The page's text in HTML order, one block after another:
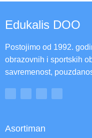
Edukalis DOO
Postojimo od 1992.
obrazovnih i sportskih
savremenost,
Asortiman